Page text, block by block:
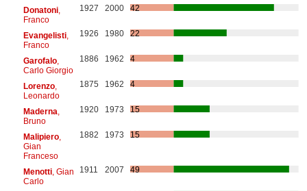
Donatoni,
Franco
1927 2000 42
Evangelisti,
Franco
1926 1980 22
Garofalo,
Carlo Giorgio
1886 1962 4
Lorenzo,
Leonardo
1875 1962 4
Maderna
Bruno
1920 1973 15
Malipiero,
Gian
Franceso
1882 1973 15
Menotti, Gian
Carlo
1911 2007 49